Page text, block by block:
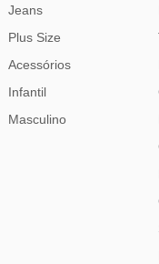
Jeans
Plus Size
Acessórios
Infantil
Masculino